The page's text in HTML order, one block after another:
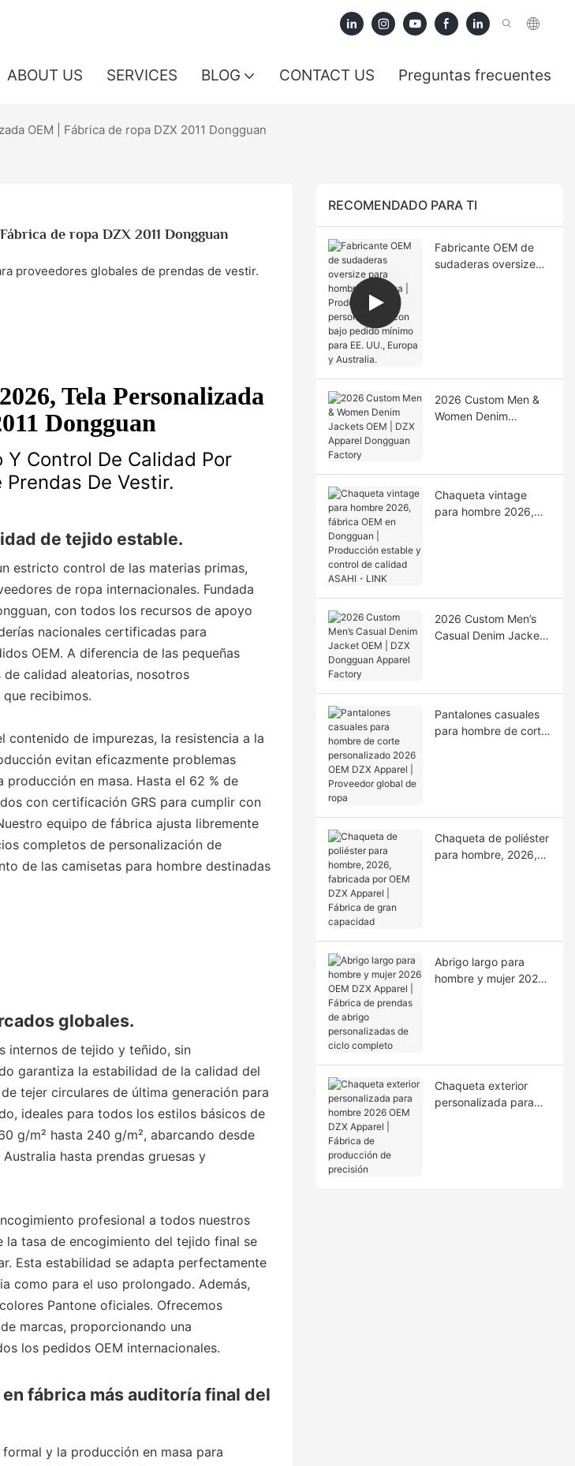
ABOUT US SERVICES BLOG CONTACT US Preguntas frecuentes
OEM | Fábrica de ropa DZX 2011 Dongguan
de ropa DZX 2011 Dongguan
proveedores globales de prendas de vestir.
Tela Personalizada
Dongguan
Control De Calidad Por
De Vestir.
de tejido estable.
estricto control de las materias primas,
de ropa internacionales. Fundada
con todos los recursos de apoyo
nacionales certificadas para
OEM. A diferencia de las pequeñas
calidad aleatorias, nosotros
recibimos.
de impurezas, la resistencia a la
evitan eficazmente problemas
en masa. Hasta el 62 % de
con certificación GRS para cumplir con
equipo de fábrica ajusta libremente
completos de personalización de
de las camisetas para hombre destinadas
globales.
internos de tejido y teñido, sin
garantiza la estabilidad de la calidad del
tejer circulares de última generación para
ideales para todos los estilos básicos de
g/m² hasta 240 g/m², abarcando desde
hasta prendas gruesas y
profesional a todos nuestros
tasa de encogimiento del tejido final se
Esta estabilidad se adapta perfectamente
como para el uso prolongado. Además,
Pantone oficiales. Ofrecemos
marcas, proporcionando una
los pedidos OEM internacionales.
fábrica más auditoría final del
y la producción en masa para
RECOMENDADO PARA TI
Fabricante OEM de
sudaderas oversize
2026 Custom Men &
Women Denim
Chaqueta vintage
para hombre 2026,
2026 Custom Men’s
Casual Denim Jacket
Pantalones casuales
para hombre de corte
Chaqueta de poliéster
para hombre, 2026,
Abrigo largo para
hombre y mujer 2026
Chaqueta exterior
personalizada para